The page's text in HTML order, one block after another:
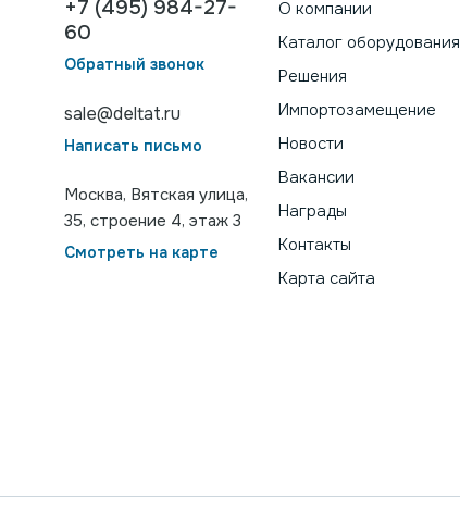
+7 (495) 984-27-
60
Обратный звонок
sale@deltat.ru
Написать письмо
Москва, Вятская улица,
35, строение 4, этаж 3
Смотреть на карте
О компании
Каталог оборудования
Решения
Импортозамещение
Новости
Вакансии
Награды
Контакты
Карта сайта